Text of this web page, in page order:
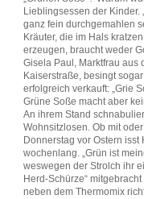
Lieblingsessen der Kinder.
ganz fein durchgemahlen
Kräuter, die im Hals
erzeugen, braucht weder
Gisela Paul, Marktfrau aus
Kaiserstraße, besingt
erfolgreich verkauft: „Grie
Grüne Soße macht aber
An ihrem Stand
Wohnsitzlosen. Ob mit
Donnerstag vor Ostern isst
wochenlang. „Grün ist
weswegen der Strolch ihr
Herd-Schürze“
neben dem Thermomix